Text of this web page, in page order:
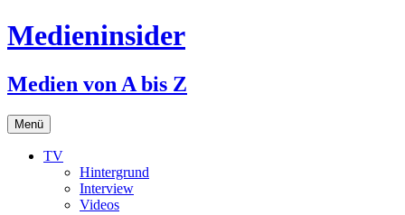
Medieninsider
Medien von A bis Z
Menü Zum
Inhalt
springen
TV
Hintergrund
Interview
Videos